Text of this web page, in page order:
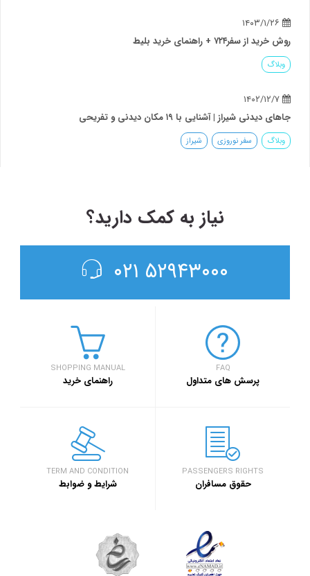
روش خرید از سفر۷۲۴ + راهنمای خرید بلیط
وبلاگ
جاهای دیدنی شیراز | آشنایی با ۱۹ مکان دیدنی و تفریحی
وبلاگ سفر نوروزی شیراز
نیاز به کمک دارید؟
۵۲۹۴۳۰۰۰ ۰۲۱
SHOPPING MANUAL
راهنمای خرید
FAQ
پرسش های متداول
TERM AND CONDITION
شرایط و ضوابط
PASSENGERS RIGHTS
حقوق مسافران